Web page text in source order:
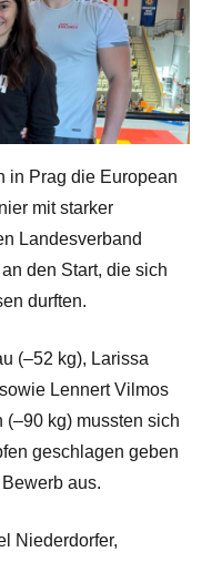
in Prag die European
mit starker
Landesverband
den Start, die sich
durften.
(–52 kg), Larissa
Lennert Vilmos
kg) mussten sich
geschlagen geben
aus.
Niederdorfer,